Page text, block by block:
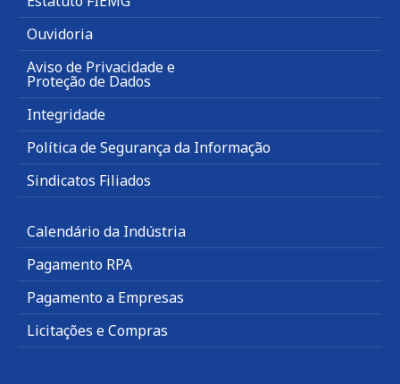
Ouvidoria
Aviso de Privacidade e
Proteção de Dados
Integridade
Política de Segurança da Informação
Sindicatos Filiados
Calendário da Indústria
Pagamento RPA
Pagamento a Empresas
Licitações e Compras